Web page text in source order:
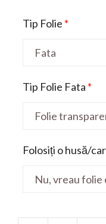
Tip Folie *
Tip Folie Fata *
Folosiți o husă/